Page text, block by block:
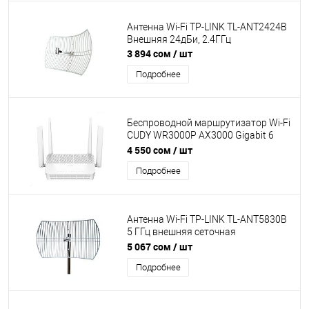
Антенна Wi-Fi TP-LINK TL-ANT2424B
Внешняя 24дБи, 2.4ГГц
3 894 сом / шт
Подробнее
Беспроводной маршрутизатор Wi-Fi
CUDY WR3000P AX3000 Gigabit 6
Mesh 1.3GHz Dual-Core CPU, Dual-
Band Wi-Fi 6, 2402Mb/s
5GHz+574Mb/s 2.4GHz, 4xLAN
DL/UL OFDMA, DL/UL MU-MIMO
4 550 сом / шт
Подробнее
Антенна Wi-Fi TP-LINK TL-ANT5830B
5 ГГц внешняя сеточная
параболическая 30 дБи
5 067 сом / шт
Подробнее